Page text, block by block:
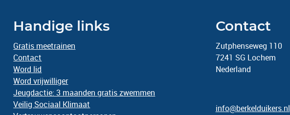
Handige links
Gratis meetrainen
Contact
Word lid
Word vrijwilliger
Jeugdactie: 3 maanden gratis zwemmen
Veilig Sociaal Klimaat
Contact
Zutphenseweg 110
7241 SG Lochem
Nederland
info@berkelduikers.nl